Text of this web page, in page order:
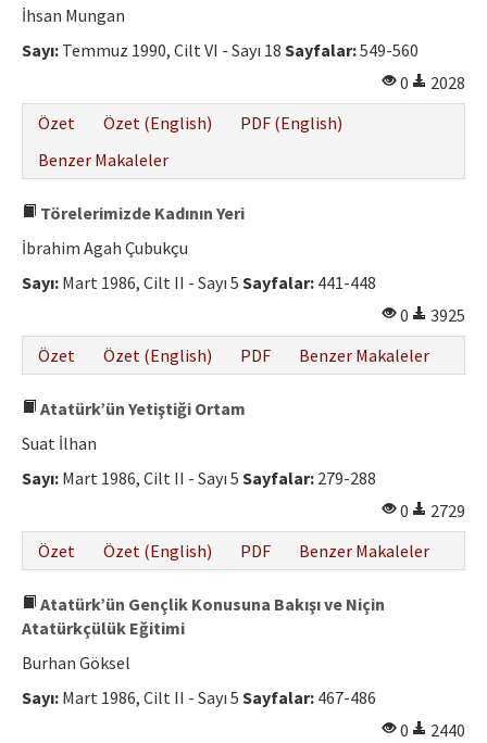
İhsan Mungan
Sayı: Temmuz 1990, Cilt VI - Sayı 18 Sayfalar:549-560
0
2028
Özet
Özet (English)
PDF (English)
Benzer Makaleler
Törelerimizde Kadının Yeri
İbrahim Agah Çubukçu
Sayı: Mart 1986, Cilt II - Sayı 5 Sayfalar: 441-448
0
3925
Özet
Özet (English) PDF Benzer Makaleler
Atatürk’ün Yetiştiği Ortam
Suat İlhan
Sayı: Mart 1986, Cilt II - Sayı 5 Sayfalar: 279-288
0
2729
Özet
Özet (English) PDF Benzer Makaleler
Atatürk’ün Gençlik Konusuna Bakışı ve Niçin
Atatürkçülük Eğitimi
Burhan Göksel
Sayı: Mart 1986, Cilt II - Sayı 5 Sayfalar: 467-486
0
2440